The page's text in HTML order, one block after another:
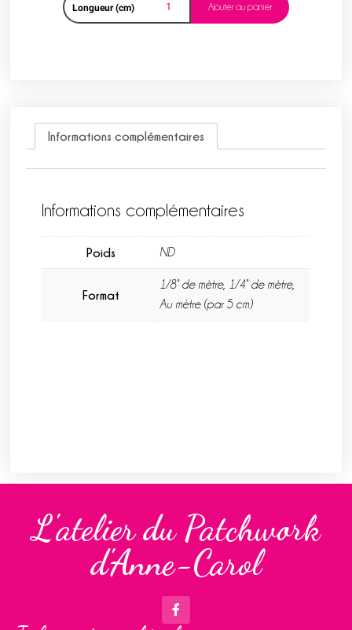
Longueur (cm) Ajouter au panier
Informations complémentaires
Informations complémentaires
Poids ND
Format
1/8° de mètre, 1/4° de mètre,
Au mètre (par 5 cm)
L'atelier du Patchwork
d'Anne-Carol